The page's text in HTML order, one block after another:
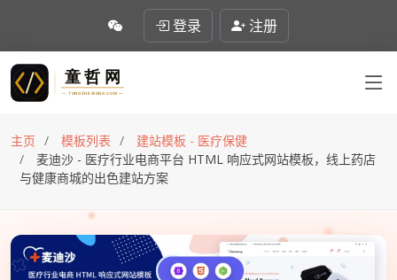
登录 注册
主页 模板列表
建站模板 - 医疗保健
麦迪沙 - 医疗行业电商平台 HTML 响应式网站模板，线上药店
与健康商城的出色建站方案